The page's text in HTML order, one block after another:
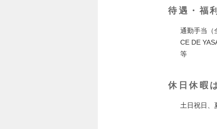
待遇・福
通勤手当（
CE DE
等
休日休暇
土日祝日、